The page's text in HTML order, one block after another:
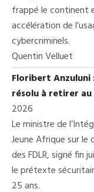
frappé le continent
accélération de
cybercriminels.
Quentin Velluet
Floribert Anzuluni
résolu à retirer au
2026
Le ministre de
Jeune Afrique sur
des FDLR, signé fin
le prétexte
25 ans.